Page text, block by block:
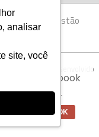
analisar
site, você
Hotelaria
Gestão
Móveis . Desenvolvido
de
e Facebook
oferecer
OK